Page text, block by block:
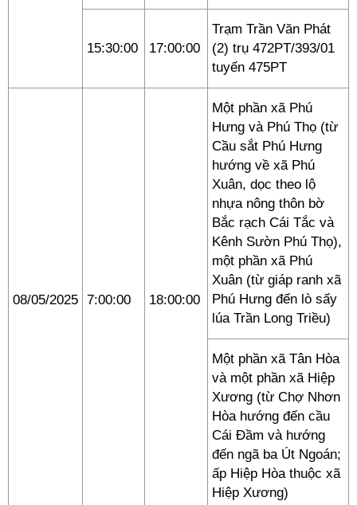
15:30:00 17:00:00
Trạm Trần Văn Phát
(2) trụ 472PT/393/01
tuyến 475PT
08/05/2025 7:00:00 18:00:00
Một phần xã Phú
Hưng và Phú Thọ (từ
Cầu sắt Phú Hưng
hướng về xã Phú
Xuân, dọc theo lộ
nhựa nông thôn bờ
Bắc rạch Cái Tắc và
Kênh Sườn Phú Thọ),
một phần xã Phú
Xuân (từ giáp ranh xã
Phú Hưng đến lò sấy
lúa Trần Long Triều)
Một phần xã Tân Hòa
và một phần xã Hiệp
Xương (từ Chợ Nhơn
Hòa hướng đến cầu
Cái Đầm và hướng
đến ngã ba Út Ngoán;
ấp Hiệp Hòa thuộc xã
Hiệp Xương)